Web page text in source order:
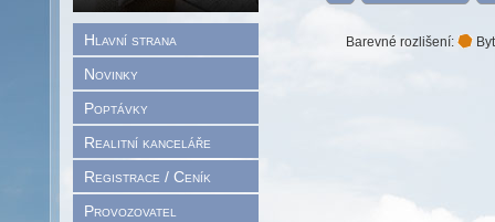
Hlavní strana
Novinky
Poptávky
Realitní kanceláře
Registrace / Ceník
Provozovatel
Barevné rozlišení: